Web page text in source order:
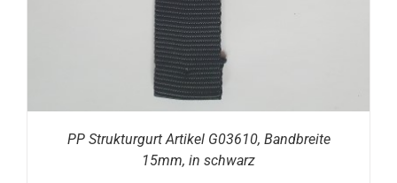
PP Strukturgurt Artikel G03610, Bandbreite
15mm, in schwarz